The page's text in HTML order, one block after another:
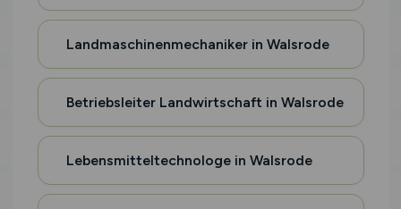
Landmaschinenmechaniker in Walsrode
Betriebsleiter Landwirtschaft in Walsrode
Lebensmitteltechnologe in Walsrode